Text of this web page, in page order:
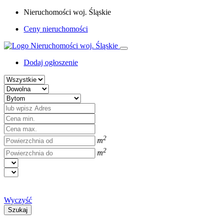
Nieruchomości woj. Śląskie
Ceny nieruchomości
Dodaj ogłoszenie
m2
m2
Wyczyść
Szukaj